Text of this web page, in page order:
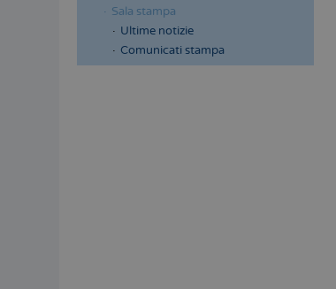
Sala stampa
Ultime notizie
Comunicati stampa